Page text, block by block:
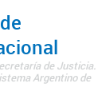
de Justicia.
Argentino de